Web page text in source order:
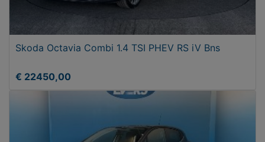
Skoda Octavia Combi 1.4 TSI PHEV RS iV Bns
€ 22450,00